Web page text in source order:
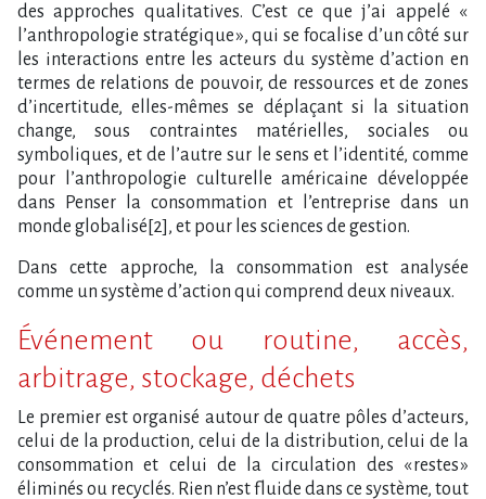
des approches qualitatives. C’est ce que j’ai appelé «
l’anthropologie stratégique », qui se focalise d’un côté sur
les interactions entre les acteurs du système d’action en
termes de relations de pouvoir, de ressources et de zones
d’incertitude, elles-mêmes se déplaçant si la situation
change, sous contraintes matérielles, sociales ou
symboliques, et de l’autre sur le sens et l’identité, comme
pour l’anthropologie culturelle américaine développée
dans Penser la consommation et l’entreprise dans un
monde globalisé[2], et pour les sciences de gestion.
Dans cette approche, la consommation est analysée
comme un système d’action qui comprend deux niveaux.
Événement ou routine, accès,
arbitrage, stockage, déchets
Le premier est organisé autour de quatre pôles d’acteurs,
celui de la production, celui de la distribution, celui de la
consommation et celui de la circulation des « restes »
éliminés ou recyclés. Rien n’est fluide dans ce système, tout